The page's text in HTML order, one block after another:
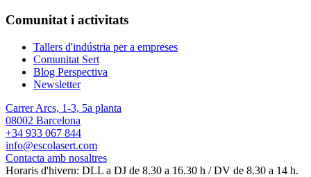
Comunitat i activitats
Tallers d'indústria per a empreses
Comunitat Sert
Blog Perspectiva
Newsletter
Carrer Arcs, 1-3, 5a planta
08002 Barcelona
+34 933 067 844
info@escolasert.com
Contacta amb nosaltres
Horaris d'hivern: DLL a DJ de 8.30 a 16.30 h / DV de 8.30 a 14 h.